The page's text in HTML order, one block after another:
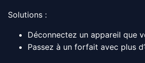
Solutions :
Déconnectez un appareil que
Passez à un forfait avec plus